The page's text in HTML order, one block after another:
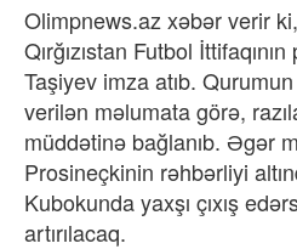
Olimpnews.az xəbər verir
Qırğızıstan Futbol
Taşiyev imza atıb.
verilən məlumata görə,
müddətinə bağlanıb. Əgər
Prosineçkinin rəhbərliyi
Kubokunda yaxşı çıxış
artırılacaq.